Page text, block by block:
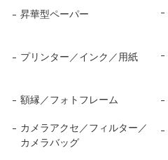
昇華型ペーパー
プリンター／インク／用紙
額縁／フォトフレーム
カメラアクセ／フィルター／
カメラバッグ